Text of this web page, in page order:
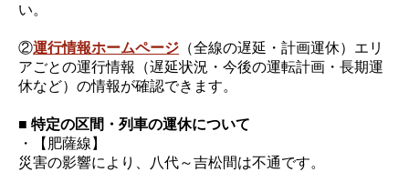
い。
②運行情報ホームページ （全線の遅延・計画運休）エリ
アごとの運行情報（遅延状況・今後の運転計画・長期運
休など）の情報が確認できます。
■ 特定の区間・列車の運休について
・【肥薩線】
災害の影響により、八代～吉松間は不通です。